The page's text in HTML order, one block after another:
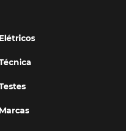
Elétricos
Marcas